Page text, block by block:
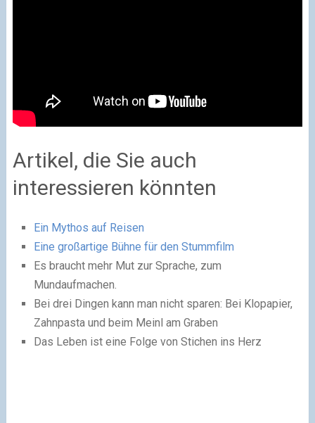
Artikel, die Sie auch
interessieren könnten
Ein Mythos auf Reisen
Eine großartige Bühne für den Stummfilm
Es braucht mehr Mut zur Sprache, zum
Mundaufmachen.
Bei drei Dingen kann man nicht sparen: Bei Klopapier,
Zahnpasta und beim Meinl am Graben
Das Leben ist eine Folge von Stichen ins Herz